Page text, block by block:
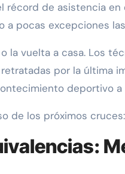
récord de asistencia
a pocas excepciones
la vuelta a casa. Los
por la última
deportivo a
de los próximos cruces: